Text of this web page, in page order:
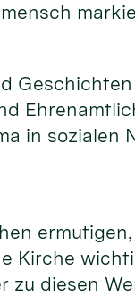
in sozialen
Kirche
zu diesen